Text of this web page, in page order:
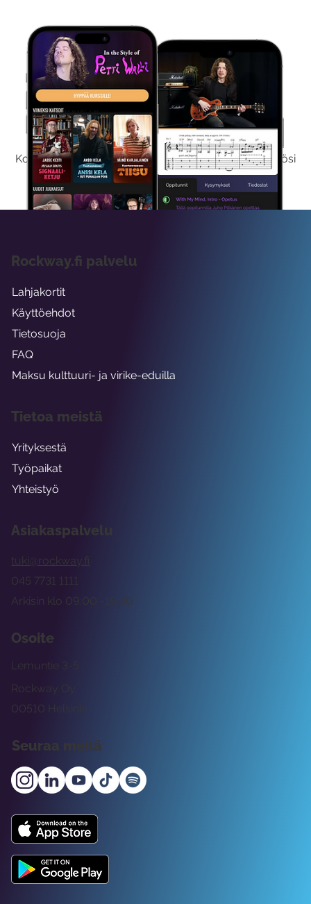
Kokeile Ilmaiseksi
Kokeilemalla ilmaiseksi saat koko sisältömme käyttöösi
viikon ajaksi.
Asiakaspalvelu
tuki@rockway.fi
Arkisin klo 09:00 -15:00
045 7731 1111
Osoite
Rockway Oy
Lemuntie 3-5
00510 Helsinki
Seuraa meitä
Rockway.fi palvelu
Lahjakortit
Käyttöehdot
Tietosuoja
FAQ
Maksu kulttuuri- ja virike-eduilla
Tietoa meistä
Yrityksestä
Työpaikat
Yhteistyö